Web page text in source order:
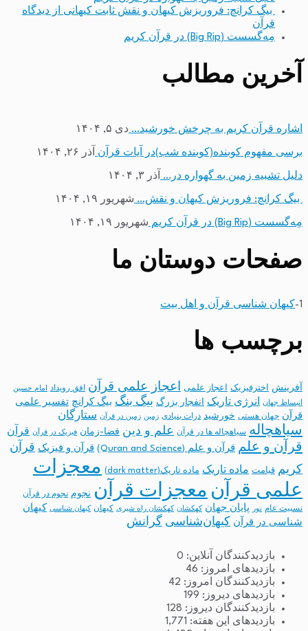
بیگ کرانچ: فروریزش کیهان و نقش ثابت کیهانی از دیدگاه
قرآن
مِه‌گسست (Big Rip) در قرآن کریم
آخرین مطالب
اشاره قرآن کریم به چرخش خورشید… دی ۵, ۱۴۰۴
برسی مفهوم کوبنده(کوبنده شب)در آیات قرآن آذر ۲۶, ۱۴۰۴
دلیل تشبیه زمین به گهواره در… آذر ۳, ۱۴۰۴
بیگ کرانچ: فروریزش کیهان و نقش… شهریور ۱۹, ۱۴۰۴
مِه‌گسست (Big Rip) در قرآن کریم شهریور ۱۹, ۱۴۰۴
صفحات دوستان ما
1- کیهان شناسی قرآن و اهل بیت
برچسب ها
آفرینش اخترفیزیک اعجاز علمی اعجاز علمی قرآن افق رویداد امام حسین
انبساط جهان انرژی تاریک انفجار بزرگ بیگ بنگ بیگ کرانچ تفسیر علمی
قرآن جهان هستی خورشید ذرات بنیادی زمین زمین در قرآن ستارگان
سیاهچاله سیاهچاله ها در قرآن علم و دین فضا-زمان فیزیک در قرآن قرآن
قرآن و علم قرآن و علم (Quran and Science) قرآن و فیزیک قرآن
کریم قیامت ماده تاریک ماده تاریک(dark matter)
معجزات
علمی قرآن معجزات قرآن نجوم نجوم در قرآن
نسبیت عام نور پایان جهان کهکشان کهکشان راه شیری کیهان کیهان شناسی
کیهان
شناسی در قرآن
کیهان‌شناسی گرانش
بازدیدکنندگان آنلاین: 0
بازدیدهای امروز: 46
بازدیدکنندگان امروز: 42
بازدیدهای دیروز: 199
بازدیدکنندگان دیروز: 128
بازدیدهای این هفته: 1,771